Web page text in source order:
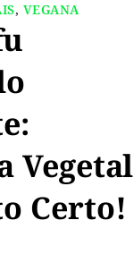
, VEGANA
Vegetal
Certo!